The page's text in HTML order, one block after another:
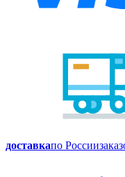
доставкапо России